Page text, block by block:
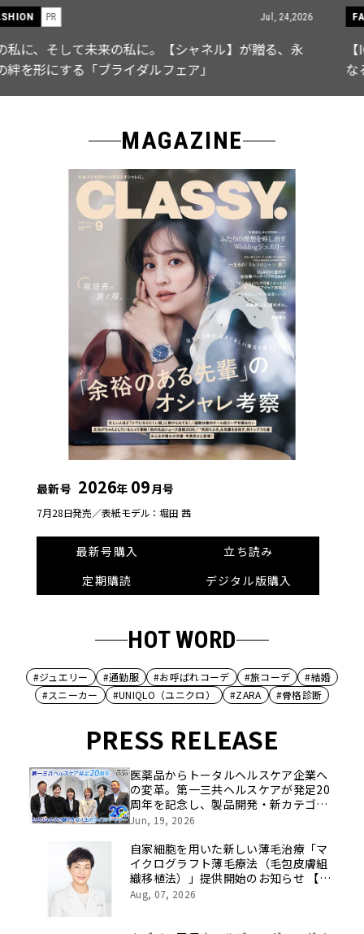
FASHION Jul, 15,2026
【ICB】人気インフルエンサーと共同制作! 週5で着たく
なる「名品ブラウス」２選
MAGAZINE
最新号 2026年 09月号
7月28日発売／表紙モデル：堀田 茜
最新号購入
立ち読み
定期購読
デジタル版購入
HOT WORD
#ジュエリー #通勤服 #お呼ばれコーデ #旅コーデ
#結婚
#スニーカー
#UNIQLO（ユニクロ） #ZARA #骨格診断
PRESS RELEASE
医薬品からトータルヘルスケア企業へ
の変革。第一三共ヘルスケアが発足20
周年を記念し、製品開発・新カテゴリ
挑戦の舞台や旧社統合時のエピソード
像を公開！
Jun, 19, 2026
自家細胞を用いた新しい薄毛治療「マ
イクログラフト薄毛療法（毛包皮膚組
織移植法）」提供開始のお知らせ 【医
療法人社団 青真会 青山エルクリニ
Aug, 07, 2026